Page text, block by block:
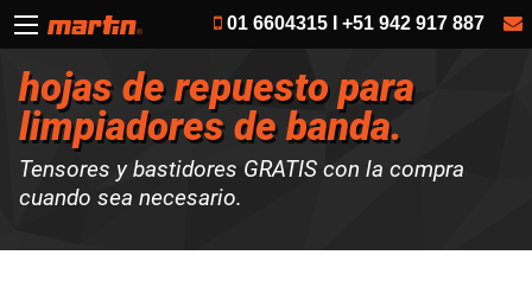
01 6604315 I +51 942 917 887
hojas de repuesto para
limpiadores de banda.
Tensores y bastidores GRATIS con la compra
cuando sea necesario.